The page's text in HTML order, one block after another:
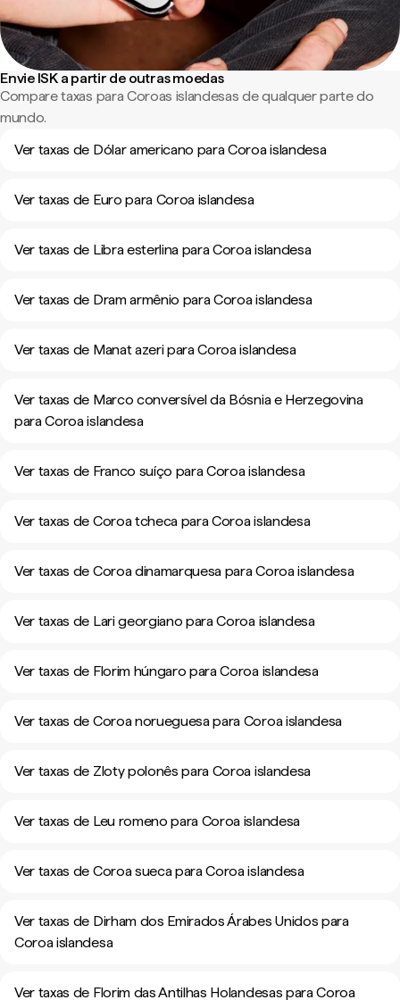
Envie ISK a partir de outras moedas
Compare taxas para Coroas islandesas de qualquer parte do
mundo.
Ver taxas de Dólar americano para Coroa islandesa
Ver taxas de Euro para Coroa islandesa
Ver taxas de Libra esterlina para Coroa islandesa
Ver taxas de Dram armênio para Coroa islandesa
Ver taxas de Manat azeri para Coroa islandesa
Ver taxas de Marco conversível da Bósnia e Herzegovina
para Coroa islandesa
Ver taxas de Franco suíço para Coroa islandesa
Ver taxas de Coroa tcheca para Coroa islandesa
Ver taxas de Coroa dinamarquesa para Coroa islandesa
Ver taxas de Lari georgiano para Coroa islandesa
Ver taxas de Florim húngaro para Coroa islandesa
Ver taxas de Coroa norueguesa para Coroa islandesa
Ver taxas de Zloty polonês para Coroa islandesa
Ver taxas de Leu romeno para Coroa islandesa
Ver taxas de Coroa sueca para Coroa islandesa
Ver taxas de Dirham dos Emirados Árabes Unidos para
Coroa islandesa
Ver taxas de Florim das Antilhas Holandesas para Coroa